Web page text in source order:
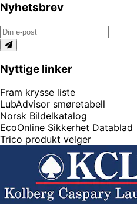
Nyhetsbrev
Nyttige linker
Fram krysse liste
LubAdvisor smøretabell
Norsk Bildelkatalog
EcoOnline Sikkerhet Datablad
Trico produkt velger